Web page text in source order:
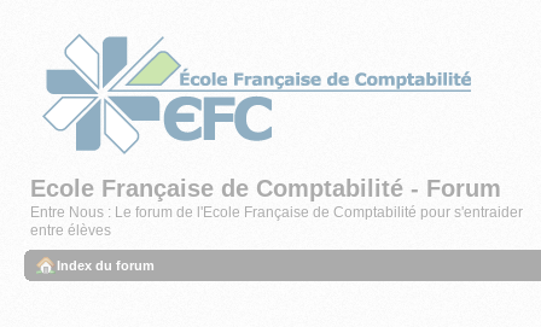
Ecole Française de Comptabilité - Forum
Entre Nous : Le forum de l'Ecole Française de Comptabilité pour s'entraider
entre élèves
Index du forum